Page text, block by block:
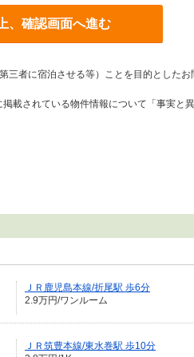
、確認画面へ進む
三者に宿泊させる等）ことを目的とした
載されている物件情報について「事実
ＪＲ鹿児島本線/折尾駅 歩6分
2.9万円/ワンルーム
ＪＲ筑豊本線/東水巻駅 歩10分